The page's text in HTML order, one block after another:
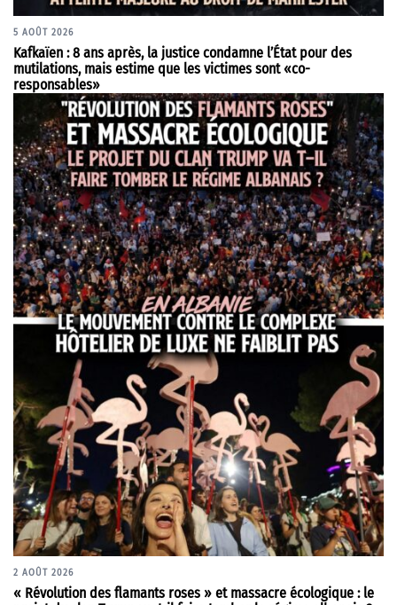
5 AOÛT 2026
Kafkaïen : 8 ans après, la justice condamne l’État pour des
mutilations, mais estime que les victimes sont «co-
responsables»
2 AOÛT 2026
« Révolution des flamants roses » et massacre écologique : le